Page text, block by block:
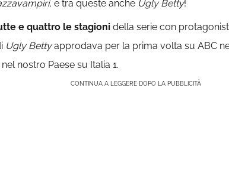
e tra queste anche Ugly Betty!
e quattro le stagioni della serie con
Ugly Bettyapprodava per la prima volta su ABC
nostro Paese su Italia 1.
CONTINUA A LEGGERE DOPO LA PUBBLICITÀ